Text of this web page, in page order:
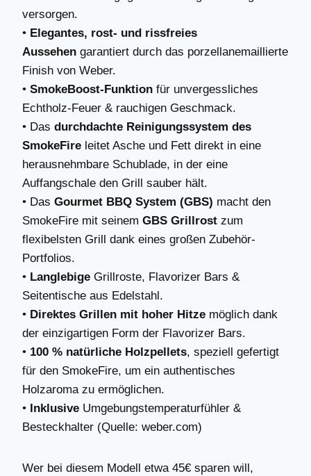
versorgen.
• Elegantes, rost- und rissfreies
Aussehen garantiert durch das porzellanemaillierte
Finish von Weber.
• SmokeBoost-Funktion für unvergessliches
Echtholz-Feuer & rauchigen Geschmack.
• Das durchdachte Reinigungssystem des
SmokeFire leitet Asche und Fett direkt in eine
herausnehmbare Schublade, in der eine
Auffangschale den Grill sauber hält.
• Das Gourmet BBQ System (GBS) macht den
SmokeFire mit seinem GBS Grillrost zum
flexibelsten Grill dank eines großen Zubehör-
Portfolios.
• Langlebige Grillroste, Flavorizer Bars &
Seitentische aus Edelstahl.
• Direktes Grillen mit hoher Hitze möglich dank
der einzigartigen Form der Flavorizer Bars.
• 100 % natürliche Holzpellets, speziell gefertigt
für den SmokeFire, um ein authentisches
Holzaroma zu ermöglichen.
• Inklusive Umgebungstemperaturfühler &
Besteckhalter (Quelle: weber.com)
Wer bei diesem Modell etwa 45€ sparen will,